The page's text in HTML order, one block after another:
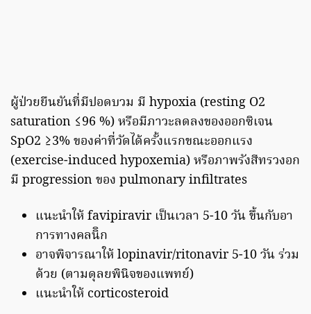
ผู้ป่วยยืนยันที่มีปอดบวม มี hypoxia (resting O2
saturation ≤96 %) หรือมีภาวะลดลงของออกซิเจน
SpO2 ≥3% ของค่าที่วัดได้ครั้งแรกขณะออกแรง
(exercise-induced hypoxemia) หรือภาพรังสีทรวงอก
มี progression ของ pulmonary infiltrates
แนะนําให้ favipiravir เป็นเวลา 5-10 วัน ขึ้นกับอา
การทางคลนิิก
อาจพิจารณาให้ lopinavir/ritonavir 5-10 วัน ร่วม
ด้วย (ตามดุลยพินิจของแพทย์)
แนะนําให้ corticosteroid